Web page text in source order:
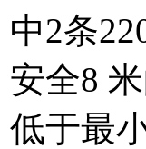
中2条
安全8
低于最